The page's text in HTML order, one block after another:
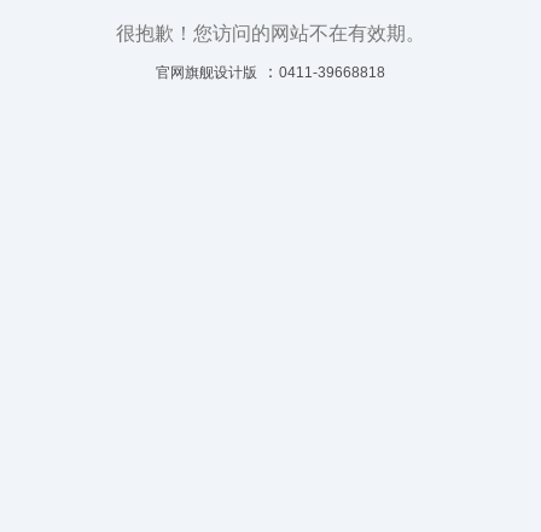
很抱歉！您访问的网站不在有效期。
官网旗舰设计版 ： 0411-39668818